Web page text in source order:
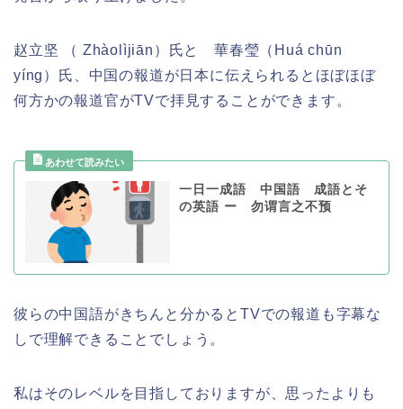
赵立坚 （ Zhàolìjiān）氏と 華春瑩（Huá chūn
yíng）氏、中国の報道が日本に伝えられるとほぼほぼ
何方かの報道官がTVで拝見することができます。
一日一成語 中国語 成語とそ
の英語 ー 勿谓言之不预
彼らの中国語がきちんと分かるとTVでの報道も字幕な
しで理解できることでしょう。
私はそのレベルを目指しておりますが、思ったよりも